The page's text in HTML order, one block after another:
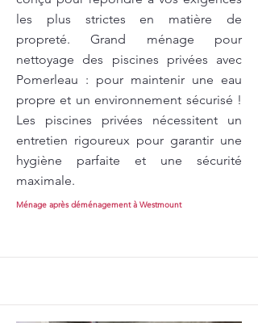
les plus strictes en matière de
propreté. Grand ménage pour
nettoyage des piscines privées avec
Pomerleau : pour maintenir une eau
propre et un environnement sécurisé !
Les piscines privées nécessitent un
entretien rigoureux pour garantir une
hygiène parfaite et une sécurité
maximale.
Ménage après déménagement à Westmount